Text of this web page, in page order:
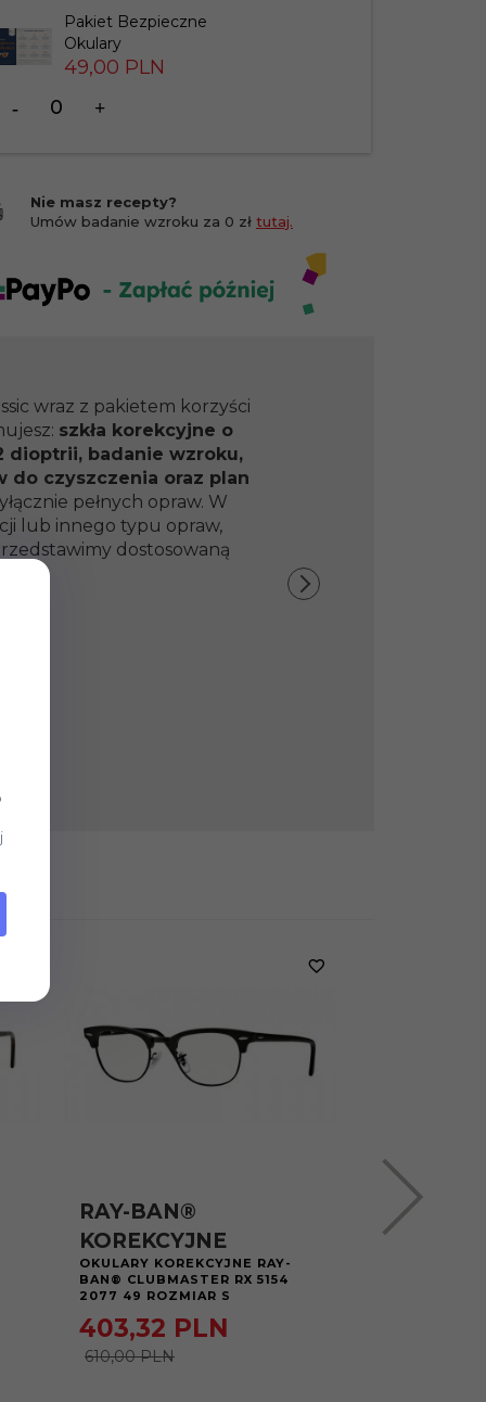
Pakiet Bezpieczne
Okulary
49,00 PLN
dla
Nie masz recepty?
Umów badanie wzroku za 0 zł tutaj.
wraz z pakietem korzyści
szkła korekcyjne o
dioptrii, badanie wzroku,
do czyszczenia oraz plan
pełnych opraw. W
lub innego typu opraw,
dostosowaną
RAY-BAN®
KOREKCYJNE
OKULARY KOREKCYJNE RAY-
BAN® CLUBMASTER RX 5154
2077 49 ROZMIAR S
403,32 PLN
610,00 PLN
RAY-